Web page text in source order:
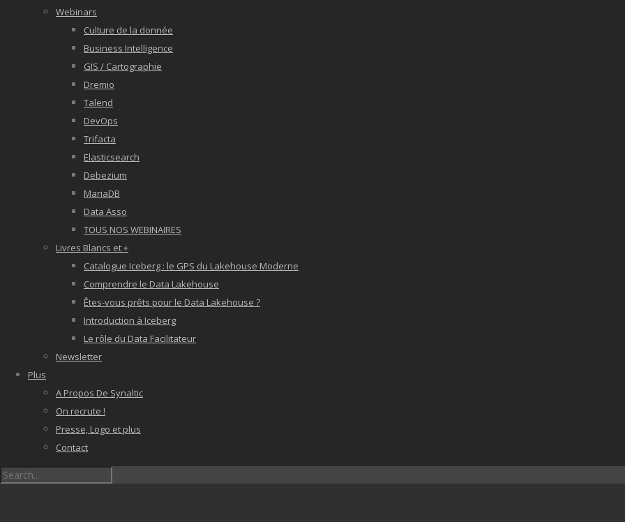
Webinars
Culture de la donnée
Business Intelligence
GIS / Cartographie
Dremio
Talend
DevOps
Trifacta
Elasticsearch
Debezium
MariaDB
Data Asso
TOUS NOS WEBINAIRES
Livres Blancs et +
Catalogue Iceberg : le GPS du Lakehouse Moderne
Comprendre le Data Lakehouse
Êtes-vous prêts pour le Data Lakehouse ?
Introduction à Iceberg
Le rôle du Data Facilitateur
Newsletter
Plus
A Propos De Synaltic
On recrute !
Presse, Logo et plus
Contact